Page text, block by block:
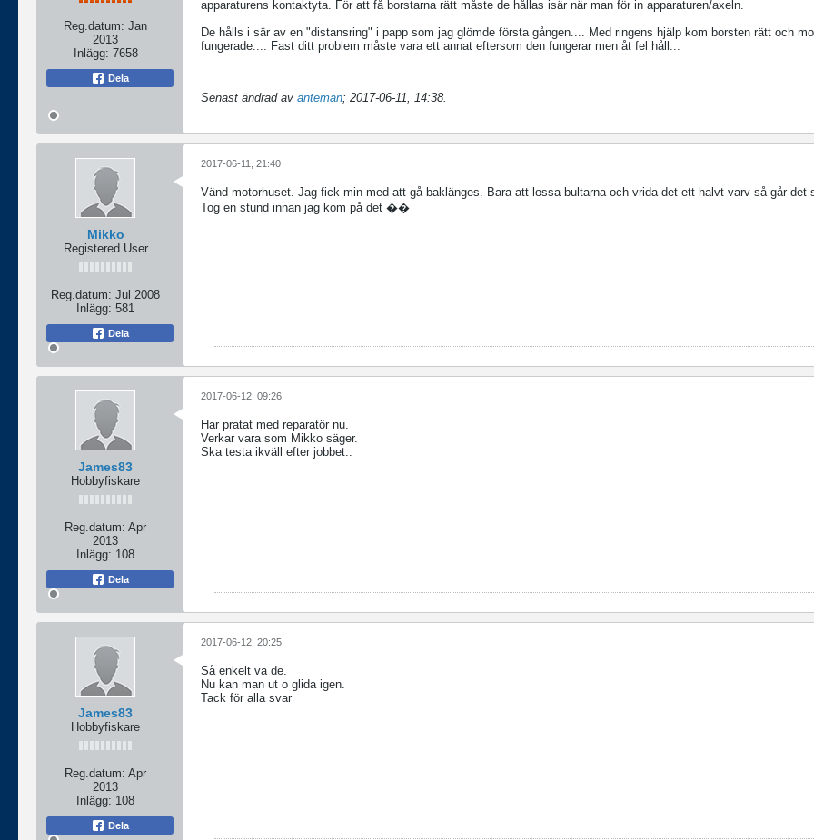
Reg.datum: Jan
2013
Inlägg: 7658
Dela
apparaturens kontaktyta. För att få borstarna rätt måste de hållas isär när man för in apparaturen/axeln.
De hålls i sär av en "distansring" i papp som jag glömde första gången.... Med ringens hjälp kom borsten rätt och
fungerade.... Fast ditt problem måste vara ett annat eftersom den fungerar men åt fel håll...
Senast ändrad av anteman; 2017-06-11, 14:38.
Mikko
Registered User
Reg.datum: Jul 2008
Inlägg: 581
Dela
2017-06-11, 21:40
Vänd motorhuset. Jag fick min med att gå baklänges. Bara att lossa bultarna och vrida det ett halvt varv så går det
Tog en stund innan jag kom på det ��
James83
Hobbyfiskare
Reg.datum: Apr
2013
Inlägg: 108
Dela
2017-06-12, 09:26
Har pratat med reparatör nu.
Verkar vara som Mikko säger.
Ska testa ikväll efter jobbet..
James83
Hobbyfiskare
Reg.datum: Apr
2013
Inlägg: 108
Dela
2017-06-12, 20:25
Så enkelt va de.
Nu kan man ut o glida igen.
Tack för alla svar